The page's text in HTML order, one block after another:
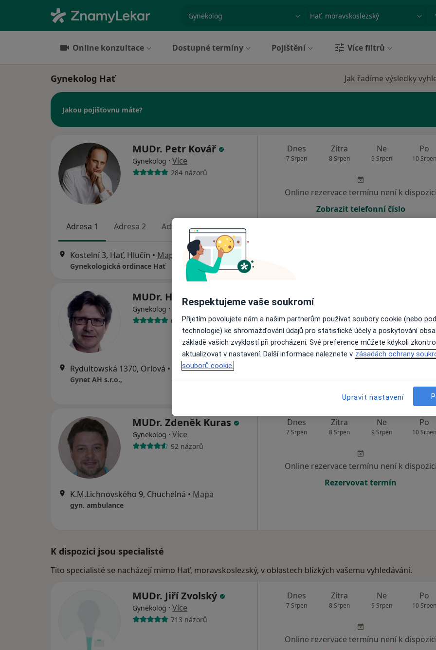
Město nebo region
Online konzultace Dostupné termíny Pojištění Více filtrů
Gynekolog Hať Jak řadíme výsledky
Jakou pojišťovnu máte?
MUDr. Petr Kovář
Gynekolog · Více
284 názorů
Adresa 1 Adresa 2 Adresa 3 Adresa 4
Kostelní 3, Hať, Hlučín • Mapa
Gynekologická ordinace Hať
Dnes
7 Srpen
Zítra
8 Srpen
Ne
9 Srpen
Po
10 Srpen
Online rezervace termínu není k dispozici
Zobrazit telefonní číslo
MUDr. Hynek Kudělka
Gynekolog · Více
63 názorů
Rydultowská 1370, Orlová • Mapa
Gynet AH s.r.o.,
Dnes
7 Srpen
Online rezervace termínu není k
Rezervovat termín
MUDr. Zdeněk Kuras
Gynekolog · Více
92 názorů
K.M.Lichnovského 9, Chuchelná • Mapa
gyn. ambulance
Dnes
7 Srpen
Zítra
8 Srpen
Ne
9 Srpen
Po
10 Srpen
Online rezervace termínu není k dispozici
Rezervovat termín
K dispozici jsou specialisté
Tito specialisté se nacházejí mimo Hať, moravskoslezský, v oblastech blízkých vašemu vyhledávání.
MUDr. Jiří Zvolský
Gynekolog · Více
713 názorů
Dnes
7 Srpen
Zítra
8 Srpen
Ne
9 Srpen
Po
10 Srpen
Online rezervace termínu není k dispozici
Respektujeme vaše soukromí
Přijetím povolujete nám a našim partnerům používat soubory cookie (nebo
technologie) ke shromažďování údajů pro statistické účely a poskytování
základě vašich zvyklostí při procházení. Své preference můžete kdykoli
aktualizovat v nastavení. Další informace naleznete v zásadách ochrany
souborů cookie.
Upravit nastavení